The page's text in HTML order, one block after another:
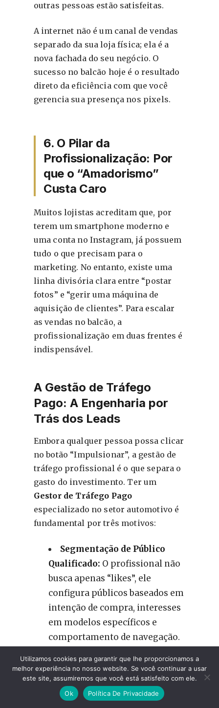
outras pessoas estão satisfeitas.
A internet não é um canal de vendas
separado da sua loja física; ela é a
nova fachada do seu negócio. O
sucesso no balcão hoje é o resultado
direto da eficiência com que você
gerencia sua presença nos pixels.
6. O Pilar da
Profissionalização: Por
que o “Amadorismo”
Custa Caro
Muitos lojistas acreditam que, por
terem um smartphone moderno e
uma conta no Instagram, já possuem
tudo o que precisam para o
marketing. No entanto, existe uma
linha divisória clara entre “postar
fotos” e “gerir uma máquina de
aquisição de clientes”. Para escalar
as vendas no balcão, a
profissionalização em duas frentes é
indispensável.
A Gestão de Tráfego
Pago: A Engenharia por
Trás dos Leads
Embora qualquer pessoa possa clicar
no botão “Impulsionar”, a gestão de
tráfego profissional é o que separa o
gasto do investimento. Ter um
Gestor de Tráfego Pago
especializado no setor automotivo é
fundamental por três motivos:
Segmentação de Público
Qualificado: O profissional não
busca apenas “likes”, ele
configura públicos baseados em
intenção de compra, interesses
em modelos específicos e
comportamento de navegação.
Otimização de Orçamento:
Um gestor sabe distribuir a
verba entre campanhas de
prospecção (atrair novos
Utilizamos cookies para garantir que lhe proporcionamos a
melhor experiência no nosso website. Se você continuar a usar
este site, assumiremos que você está satisfeito com ele.
Ok
Política De Privacidade